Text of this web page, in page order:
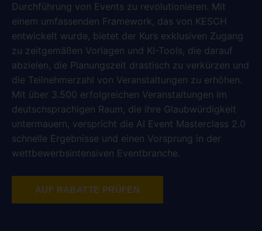
Durchführung von Events zu revolutionieren. Mit
einem umfassenden Framework, das von KESCH
entwickelt wurde, bietet der Kurs exklusiven Zugang
zu zeitgemäßen Vorlagen und KI-Tools, die darauf
abzielen, die Planungszeit drastisch zu verkürzen und
die Teilnehmerzahl von Veranstaltungen zu erhöhen.
Mit über 3.500 erfolgreichen Veranstaltungen im
deutschsprachigen Raum, die ihre Glaubwürdigkeit
untermauern, verspricht die AI Event Masterclass 2.0
schnelle Ergebnisse und einen Vorsprung in der
wettbewerbsintensiven Eventbranche.
AUF RABATTE PRÜFEN